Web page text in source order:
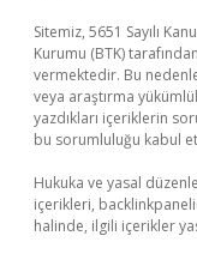
Sitemiz, 5651 Sayılı
Kurumu (BTK)
vermektedir. Bu
veya araştırma
yazdıkları içeriklerin
bu sorumluluğu kabul
Hukuka ve yasal
içerikleri,
halinde, ilgili içerikler